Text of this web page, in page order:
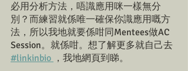
必用分析方法，唔識應用咪一樣無分
別？而練習就係唯一確保你識應用嘅方
法，所以我地就要係咁同Mentees做AC
Session。就係咁。想了解更多就自己去
#linkinbio ，我地網頁到睇。